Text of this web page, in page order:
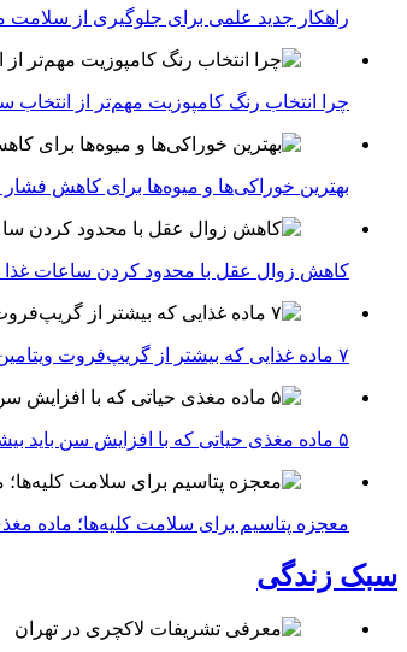
راهکار جدید علمی برای جلوگیری از سلامت
چرا انتخاب رنگ کامپوزیت مهم‌تر از
بهترین خوراکی‌ها و میوه‌ها برای کاهش
کاهش زوال عقل با محدود کردن ساعات
۷ ماده غذایی که بیشتر از گریپ‌فروت ویتامین C دارند؛ منابع غنی برای تقویت سیستم ایمنی
۵ ماده مغذی حیاتی که با افزایش سن باید بیشتر مصرف کنید؛ توصیه متخصصان تغذیه برای سالمندی سالم
معجزه پتاسیم برای سلامت کلیه‌ها؛ ماده
سبک زندگی